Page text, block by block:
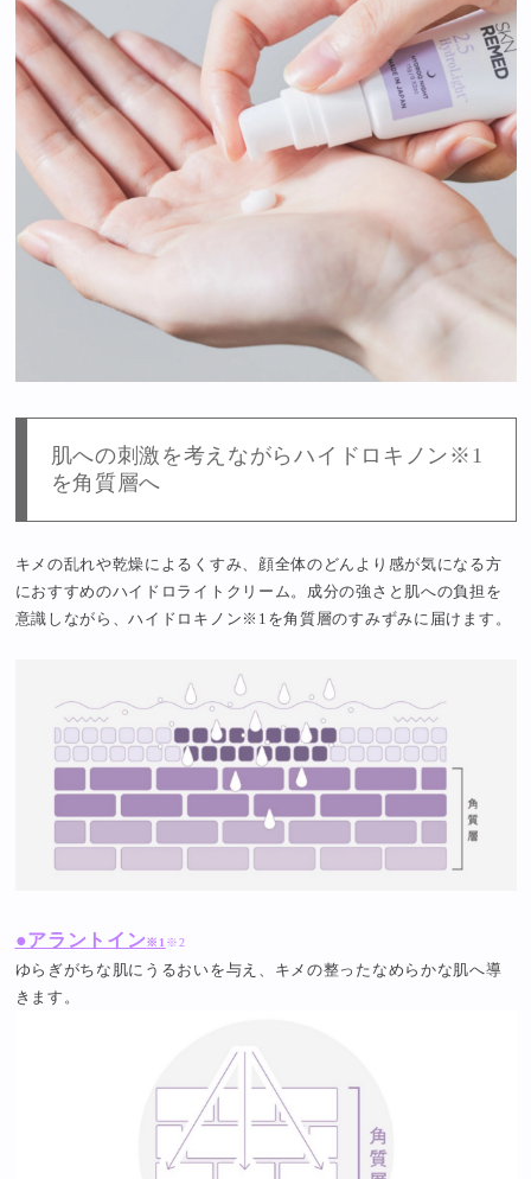
肌への刺激を考えながらハイドロキノン※1
を角質層へ
キメの乱れや乾燥によるくすみ、顔全体のどんより感が気になる方
におすすめのハイドロライトクリーム。成分の強さと肌への負担を
意識しながら、ハイドロキノン※1を角質層のすみずみに届けます。
●アラントイン※1※2
ゆらぎがちな肌にうるおいを与え、キメの整ったなめらかな肌へ導
きます。